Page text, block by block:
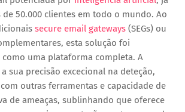
50.000 clientes em todo o mundo. Ao
secure email gateways (SEGs) ou
esta solução foi
como uma plataforma completa. A
sua precisão excecional na deteção,
outras ferramentas e capacidade de
de ameaças, sublinhando que oferece